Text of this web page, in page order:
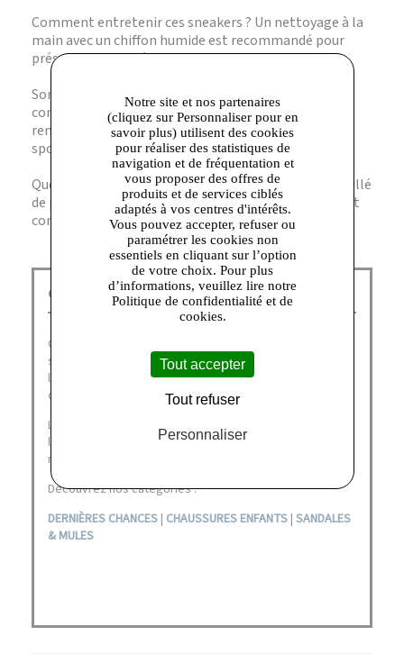
Comment entretenir ces sneakers ? Un nettoyage à la
main avec un chiffon humide est recommandé pour
préserver les matériaux.
Sont-elles adaptées aux activités sportives ? Elles
conviennent aux activités décontractées mais ne
remplacent pas des chaussures spécifiques pour le
sport intensif.
Quelle pointure choisir pour un garçon ? Il est conseillé
de prendre la pointure habituelle pour un ajustement
confortable.
GEOX Corbeil :
Geox doit son succès international à ses chaussures aux
semelles innovantes et brevetées qui laissent respirer
le pied tout en restant imperméables, garantissant un
confort de chausse optimal.
La marque italienne n'en a pas pour autant occulté
l'esthétisme et l'élégance déclinant une multitude de
modèles au style affuté pour adultes et enfants.
Découvrez nos catégories :
DERNIÈRES CHANCES | CHAUSSURES ENFANTS | SANDALES
& MULES
Notre site et nos partenaires
(cliquez sur Personnaliser pour en
savoir plus) utilisent des cookies
pour réaliser des statistiques de
navigation et de fréquentation et
vous proposer des offres de
produits et de services ciblés
adaptés à vos centres d'intérêts.
Vous pouvez accepter, refuser ou
paramétrer les cookies non
essentiels en cliquant sur l’option
de votre choix. Pour plus
d’informations, veuillez lire notre
Politique de confidentialité et de
cookies.
Tout accepter
Tout refuser
Personnaliser